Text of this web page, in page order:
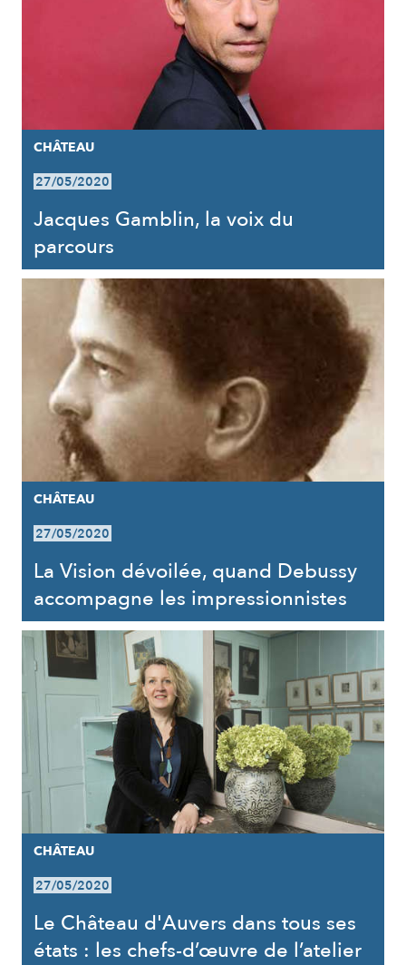
CHÂTEAU
27/05/2020
Jacques Gamblin, la voix du
parcours
CHÂTEAU
27/05/2020
La Vision dévoilée, quand Debussy
accompagne les impressionnistes
CHÂTEAU
27/05/2020
Le Château d'Auvers dans tous ses
états : les chefs-d’œuvre de l’atelier